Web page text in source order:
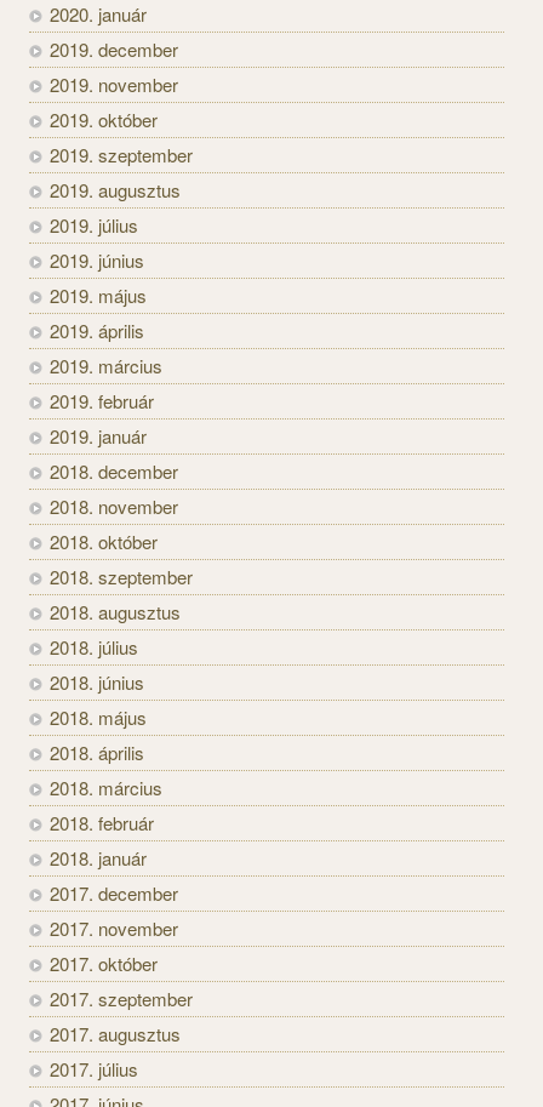
2020. január
2019. december
2019. november
2019. október
2019. szeptember
2019. augusztus
2019. július
2019. június
2019. május
2019. április
2019. március
2019. február
2019. január
2018. december
2018. november
2018. október
2018. szeptember
2018. augusztus
2018. július
2018. június
2018. május
2018. április
2018. március
2018. február
2018. január
2017. december
2017. november
2017. október
2017. szeptember
2017. augusztus
2017. július